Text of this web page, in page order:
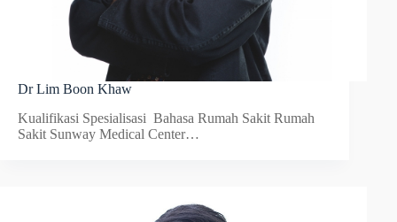
Dr Lim Boon Khaw
Kualifikasi Spesialisasi Bahasa Rumah Sakit Rumah
Sakit Sunway Medical Center…